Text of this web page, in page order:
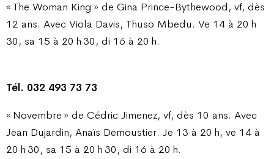
« The Woman King » de Gina Prince-Bythewood, vf, dès
12 ans. Avec Viola Davis, Thuso Mbedu. Ve 14 à 20 h
30, sa 15 à 20 h 30, di 16 à 20 h.
Tél. 032 493 73 73
« Novembre » de Cédric Jimenez, vf, dès 10 ans. Avec
Jean Dujardin, Anaïs Demoustier. Je 13 à 20 h, ve 14 à
20 h 30, sa 15 à 20 h 30, di 16 à 20 h.